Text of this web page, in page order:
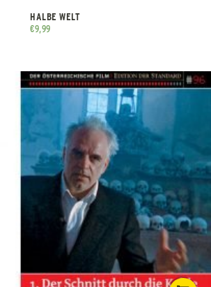
HALBE WELT
€9,99